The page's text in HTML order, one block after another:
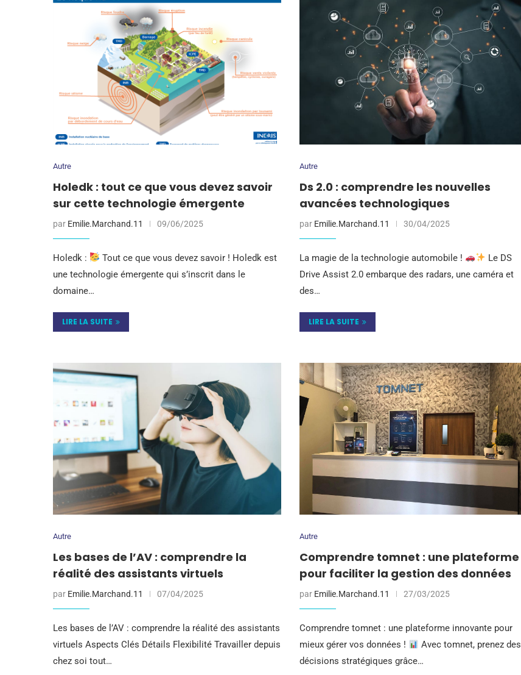
Autre
Holedk : tout ce que vous devez savoir
sur cette technologie émergente
par Emilie.Marchand.11 09/06/2025
Holedk :
Tout ce que vous devez savoir ! Holedk est
une technologie émergente qui s’inscrit dans le
domaine…
LIRE LA SUITE
Autre
Ds 2.0 : comprendre les nouvelles
avancées technologiques
par Emilie.Marchand.11 30/04/2025
La magie de la technologie automobile !
Le DS
Drive Assist 2.0 embarque des radars, une caméra et
des…
LIRE LA SUITE
Autre
Les bases de l’AV : comprendre la
réalité des assistants virtuels
par Emilie.Marchand.11 07/04/2025
Les bases de l’AV : comprendre la réalité des assistants
virtuels Aspects Clés Détails Flexibilité Travailler depuis
chez soi tout…
Autre
Comprendre tomnet : une plateforme
pour faciliter la gestion des données
par Emilie.Marchand.11 27/03/2025
Comprendre tomnet : une plateforme innovante pour
mieux gérer vos données !
Avec tomnet, prenez des
décisions stratégiques grâce…